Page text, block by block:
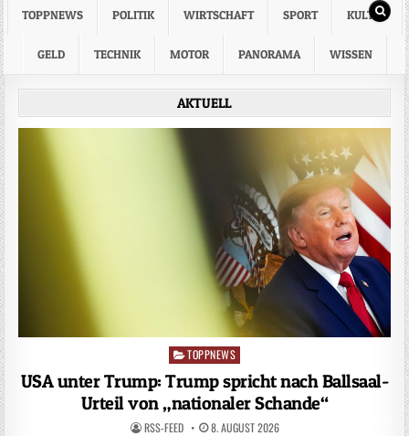
TOPPNEWS POLITIK WIRTSCHAFT SPORT KULTUR
GELD TECHNIK MOTOR PANORAMA WISSEN
AKTUELL
Posted
in
TOPPNEWS
USA unter Trump: Trump spricht nach Ballsaal-
Urteil von „nationaler Schande“
RSS-FEED 8. AUGUST 2026